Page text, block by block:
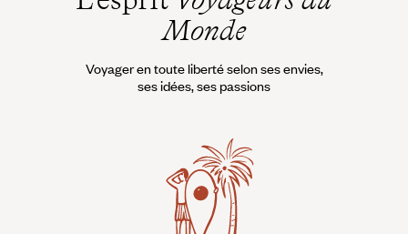
Monde
Voyager en toute liberté selon ses envies,
ses idées, ses passions